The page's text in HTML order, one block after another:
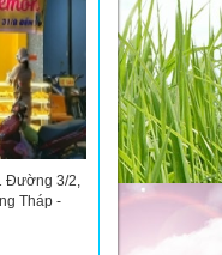
Đường 3/2,
Tháp -